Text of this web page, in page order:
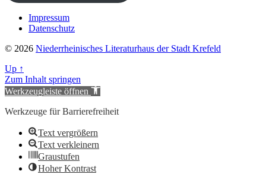
Impressum
Datenschutz
© 2026 Niederrheinisches Literaturhaus der Stadt Krefeld
Up ↑
Zum Inhalt springen
Werkzeugleiste öffnen
Werkzeuge für Barrierefreiheit
Text vergrößern
Text verkleinern
Graustufen
Hoher Kontrast